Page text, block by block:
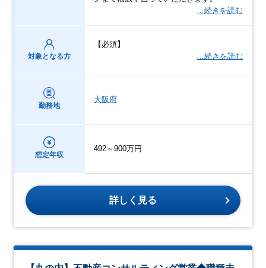
…続きを読む
対象となる方
【必須】
…続きを読む
勤務地
大阪府
想定年収
492～900万円
詳しく見る